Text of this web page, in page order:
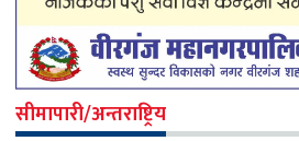
सीमापारी/अन्तराष्ट्रिय